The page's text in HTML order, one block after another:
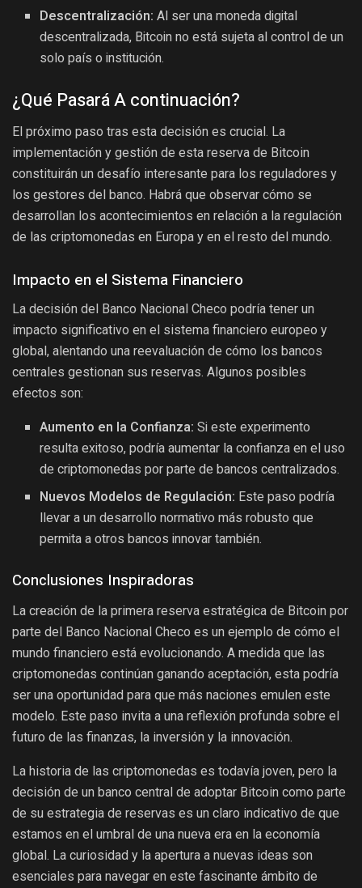
Descentralización: Al ser una moneda digital
descentralizada, Bitcoin no está sujeta al control de un
solo país o institución.
¿Qué Pasará A continuación?
El próximo paso tras esta decisión es crucial. La
implementación y gestión de esta reserva de Bitcoin
constituirán un desafío interesante para los reguladores y
los gestores del banco. Habrá que observar cómo se
desarrollan los acontecimientos en relación a la regulación
de las criptomonedas en Europa y en el resto del mundo.
Impacto en el Sistema Financiero
La decisión del Banco Nacional Checo podría tener un
impacto significativo en el sistema financiero europeo y
global, alentando una reevaluación de cómo los bancos
centrales gestionan sus reservas. Algunos posibles
efectos son:
Aumento en la Confianza: Si este experimento
resulta exitoso, podría aumentar la confianza en el uso
de criptomonedas por parte de bancos centralizados.
Nuevos Modelos de Regulación: Este paso podría
llevar a un desarrollo normativo más robusto que
permita a otros bancos innovar también.
Conclusiones Inspiradoras
La creación de la primera reserva estratégica de Bitcoin por
parte del Banco Nacional Checo es un ejemplo de cómo el
mundo financiero está evolucionando. A medida que las
criptomonedas continúan ganando aceptación, esta podría
ser una oportunidad para que más naciones emulen este
modelo. Este paso invita a una reflexión profunda sobre el
futuro de las finanzas, la inversión y la innovación.
La historia de las criptomonedas es todavía joven, pero la
decisión de un banco central de adoptar Bitcoin como parte
de su estrategia de reservas es un claro indicativo de que
estamos en el umbral de una nueva era en la economía
global. La curiosidad y la apertura a nuevas ideas son
esenciales para navegar en este fascinante ámbito de